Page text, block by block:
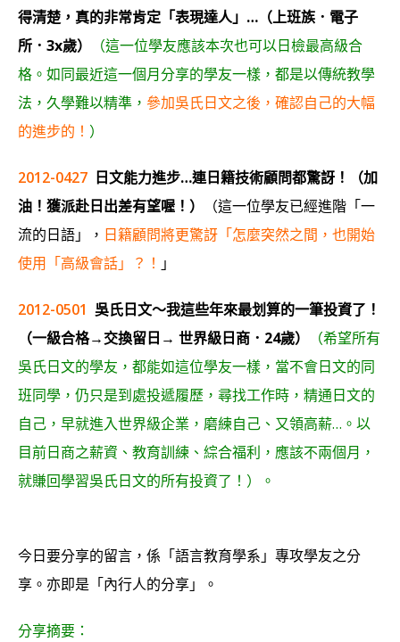
得清楚，真的非常肯定「表現達人」…（上班族．電子
所．3x歲）
（這一位學友應該本次也可以日檢最高級合
格。如同最近這一個月分享的學友一樣，都是以傳統教學
法，久學難以精準， 參加吳氏日文之後，確認自己的大幅
的進步的！ ）
2012-0427 日文能力進步…連日籍技術顧問都驚訝！（加
油！獲派赴日出差有望喔！）
（這一位學友已經進階「一
流的日語」， 日籍顧問將更驚訝「怎麼突然之間，也開始
使用「高級會話」？！ 」
2012-0501 吳氏日文～我這些年來最划算的一筆投資了！
（一級合格→交換留日→ 世界級日商．24歲）
（希望所有
吳氏日文的學友，都能如這位學友一樣，當不會日文的同
班同學，仍只是到處投遞履歷，尋找工作時，精通日文的
自己，早就進入世界級企業，磨練自己、又領高薪…。以
目前日商之薪資、教育訓練、綜合福利，應該不兩個月，
就賺回學習吳氏日文的所有投資了！）。
今日要分享的留言，係「語言教育學系」專攻學友之分
享。亦即是「內行人的分享」。
分享摘要：